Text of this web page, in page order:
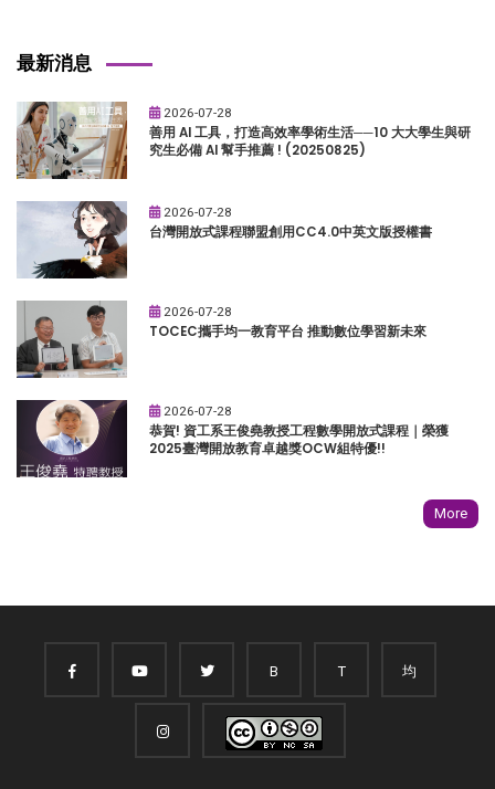
最新消息
2026-07-28
善用 AI 工具，打造高效率學術生活──10 大大學生與研
究生必備 AI 幫手推薦 ! (20250825)
2026-07-28
台灣開放式課程聯盟創用CC4.0中英文版授權書
2026-07-28
TOCEC攜手均一教育平台 推動數位學習新未來
2026-07-28
恭賀! 資工系王俊堯教授工程數學開放式課程｜榮獲
2025臺灣開放教育卓越獎OCW組特優!!
More
B T 均